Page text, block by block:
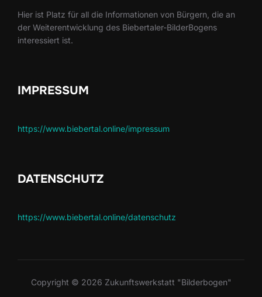
Hier ist Platz für all die Informationen von Bürgern, die an
der Weiterentwicklung des Biebertaler-BilderBogens
interessiert ist.
IMPRESSUM
https://www.biebertal.online/impressum
DATENSCHUTZ
https://www.biebertal.online/datenschutz
Copyright © 2026 Zukunftswerkstatt "Bilderbogen"